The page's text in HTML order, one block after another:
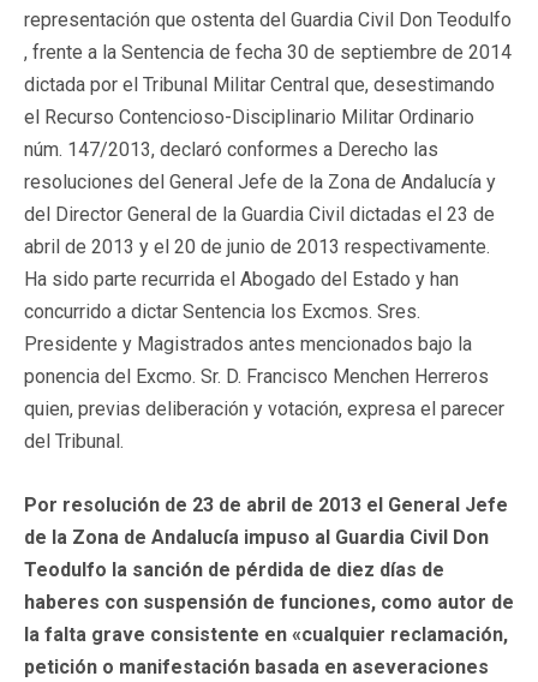
representación que ostenta del Guardia Civil Don Teodulfo
, frente a la Sentencia de fecha 30 de septiembre de 2014
dictada por el Tribunal Militar Central que, desestimando
el Recurso Contencioso-Disciplinario Militar Ordinario
núm. 147/2013, declaró conformes a Derecho las
resoluciones del General Jefe de la Zona de Andalucía y
del Director General de la Guardia Civil dictadas el 23 de
abril de 2013 y el 20 de junio de 2013 respectivamente.
Ha sido parte recurrida el Abogado del Estado y han
concurrido a dictar Sentencia los Excmos. Sres.
Presidente y Magistrados antes mencionados bajo la
ponencia del Excmo. Sr. D. Francisco Menchen Herreros
quien, previas deliberación y votación, expresa el parecer
del Tribunal.
Por resolución de 23 de abril de 2013 el General Jefe
de la Zona de Andalucía impuso al Guardia Civil Don
Teodulfo la sanción de pérdida de diez días de
haberes con suspensión de funciones, como autor de
la falta grave consistente en «cualquier reclamación,
petición o manifestación basada en aseveraciones